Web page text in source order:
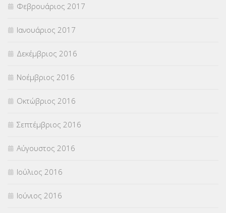
Φεβρουάριος 2017
Ιανουάριος 2017
Δεκέμβριος 2016
Νοέμβριος 2016
Οκτώβριος 2016
Σεπτέμβριος 2016
Αύγουστος 2016
Ιούλιος 2016
Ιούνιος 2016